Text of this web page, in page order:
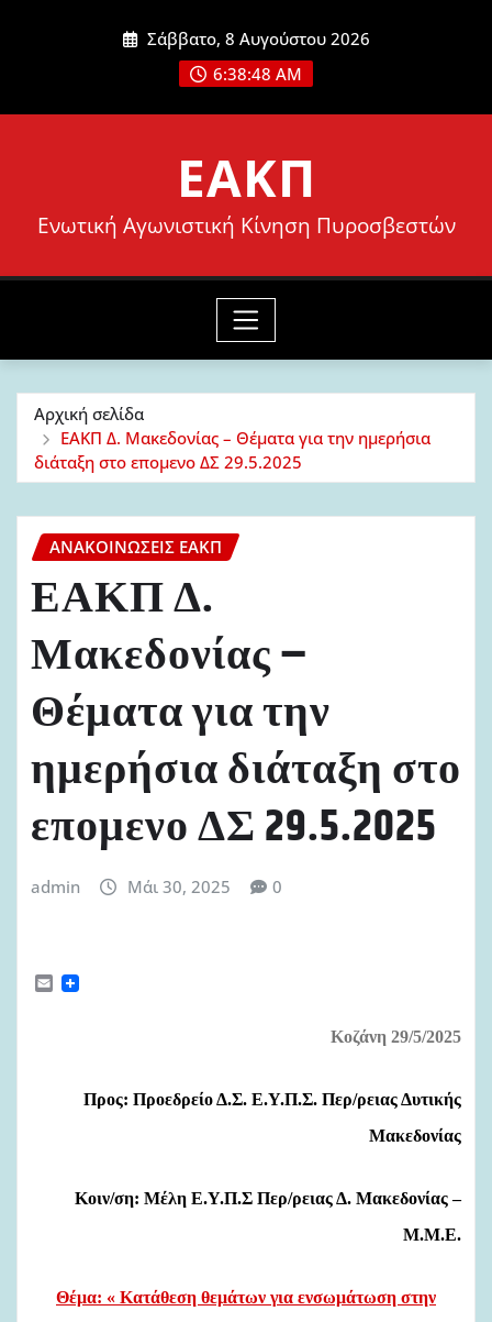
Σάββατο, 8 Αυγούστου 2026
6:38:49 AM
ΕΑΚΠ
Ενωτική Αγωνιστική Κίνηση Πυροσβεστών
Αρχική σελίδα
ΕΑΚΠ Δ. Μακεδονίας – Θέματα για την ημερήσια
διάταξη στο επομενο ΔΣ 29.5.2025
ΑΝΑΚΟΙΝΏΣΕΙΣ ΕΑΚΠ
ΕΑΚΠ Δ.
Μακεδονίας –
Θέματα για την
ημερήσια διάταξη στο
επομενο ΔΣ 29.5.2025
admin Μάι 30, 2025 0
E
m
Κοζάνη 29/5/2025
Προς: Προεδρείο Δ.Σ. Ε.Υ.Π.Σ. Περ/ρειας Δυτικής
Μακεδονίας
Κοιν/ση: Μέλη Ε.Υ.Π.Σ Περ/ρειας Δ. Μακεδονίας –
Μ.Μ.Ε.
Θέμα: « Κατάθεση θεμάτων για ενσωμάτωση στην